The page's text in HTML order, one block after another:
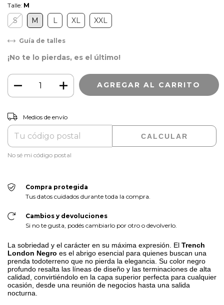
Talle: M
S M L XL XXL
Guía de talles
¡No te lo pierdas, es el último!
Entregas para el CP:
Medios de envío
CALCULAR
No sé mi código postal
Compra protegida
Tus datos cuidados durante toda la compra.
Cambios y devoluciones
Si no te gusta, podés cambiarlo por otro o devolverlo.
La sobriedad y el carácter en su máxima expresión. El Trench
London Negro es el abrigo esencial para quienes buscan una
prenda todoterreno que no pierda la elegancia. Su color negro
profundo resalta las líneas de diseño y las terminaciones de alta
calidad, convirtiéndolo en la capa superior perfecta para cualquier
ocasión, desde una reunión de negocios hasta una salida
nocturna.